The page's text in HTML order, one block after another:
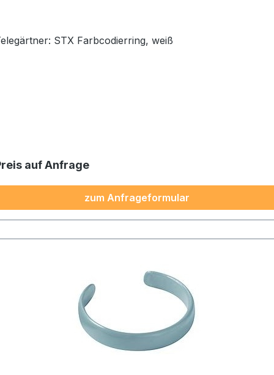
Telegärtner: STX Farbcodierring, weiß
auf Anfrage
zum Anfrageformular